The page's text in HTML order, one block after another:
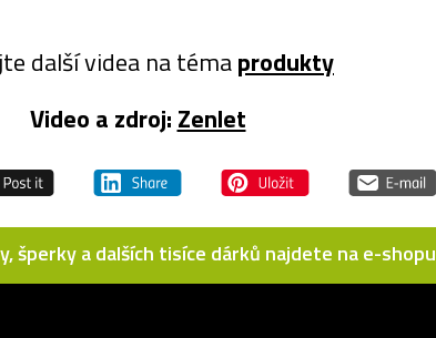
další videa na témaprodukty
Video a zdroj: Zenlet
a dalších tisíce dárků najdete na e-shopu